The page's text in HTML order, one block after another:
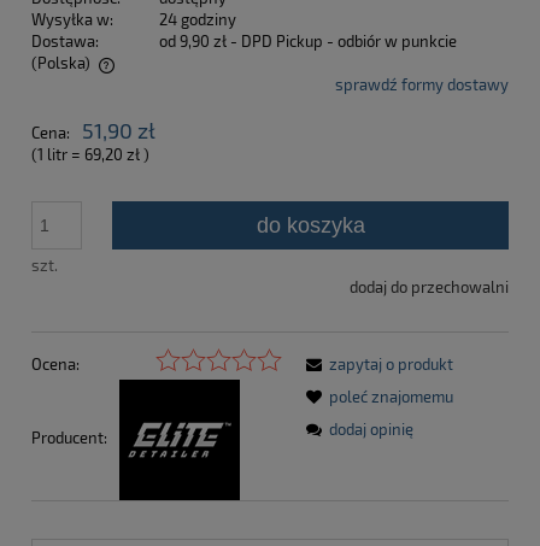
Wysyłka w:
24 godziny
Dostawa:
od 9,90 zł - DPD Pickup - odbiór w punkcie
(Polska)
Cena nie zawiera ewentualnych kosztów płatnościsprawdź formy dostawy
Cena: 51,90 zł
(1 litr = 69,20 zł)
szt.
do koszyka
dodaj do przechowalni
Ocena:
Producent:
zapytaj o produkt
poleć znajomemu
dodaj opinię